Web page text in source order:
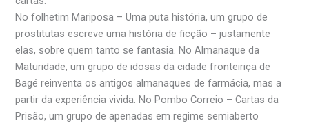
No folhetim Mariposa – Uma puta história, um grupo de
prostitutas escreve uma história de ficção – justamente
elas, sobre quem tanto se fantasia. No Almanaque da
Maturidade, um grupo de idosas da cidade fronteiriça de
Bagé reinventa os antigos almanaques de farmácia, mas a
partir da experiência vivida. No Pombo Correio – Cartas da
Prisão, um grupo de apenadas em regime semiaberto